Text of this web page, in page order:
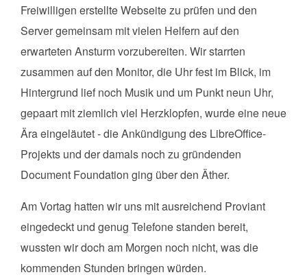
Freiwilligen erstellte Webseite zu prüfen und den
Server gemeinsam mit vielen Helfern auf den
erwarteten Ansturm vorzubereiten. Wir starrten
zusammen auf den Monitor, die Uhr fest im Blick, im
Hintergrund lief noch Musik und um Punkt neun Uhr,
gepaart mit ziemlich viel Herzklopfen, wurde eine neue
Ära eingeläutet - die Ankündigung des LibreOffice-
Projekts und der damals noch zu gründenden
Document Foundation ging über den Äther.
Am Vortag hatten wir uns mit ausreichend Proviant
eingedeckt und genug Telefone standen bereit,
wussten wir doch am Morgen noch nicht, was die
kommenden Stunden bringen würden.